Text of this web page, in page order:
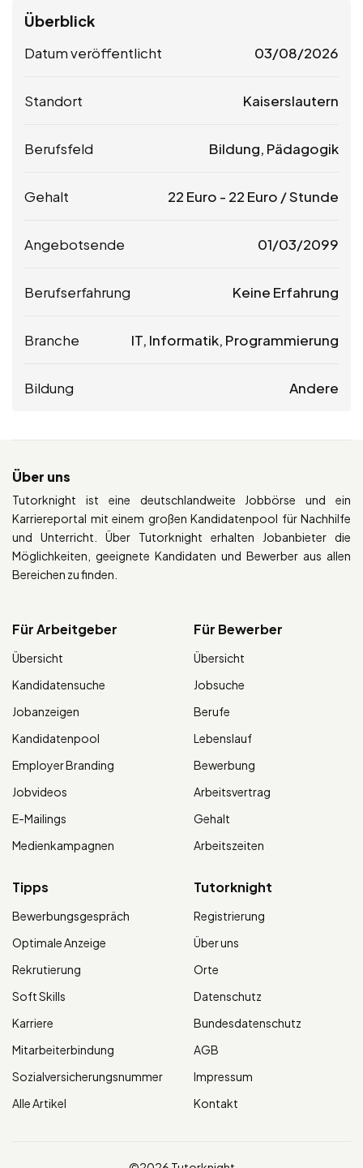
Überblick
Datum veröffentlicht 03/08/2026
Standort Kaiserslautern
Berufsfeld Bildung, Pädagogik
Gehalt 22 Euro - 22 Euro / Stunde
Angebotsende 01/03/2099
Berufserfahrung Keine Erfahrung
Branche IT, Informatik, Programmierung
Bildung Andere
Über uns
Tutorknight ist eine deutschlandweite Jobbörse und ein
Karriereportal mit einem großen Kandidatenpool für Nachhilfe
und Unterricht. Über Tutorknight erhalten Jobanbieter die
Möglichkeiten, geeignete Kandidaten und Bewerber aus allen
Bereichen zu finden.
Für Arbeitgeber
Übersicht
Kandidatensuche
Jobanzeigen
Kandidatenpool
Employer Branding
Jobvideos
E-Mailings
Medienkampagnen
Für Bewerber
Übersicht
Jobsuche
Berufe
Lebenslauf
Bewerbung
Arbeitsvertrag
Gehalt
Arbeitszeiten
Tipps
Bewerbungsgespräch
Optimale Anzeige
Rekrutierung
Soft Skills
Karriere
Mitarbeiterbindung
Sozialversicherungsnummer
Alle Artikel
Tutorknight
Registrierung
Über uns
Orte
Datenschutz
Bundesdatenschutz
AGB
Impressum
Kontakt